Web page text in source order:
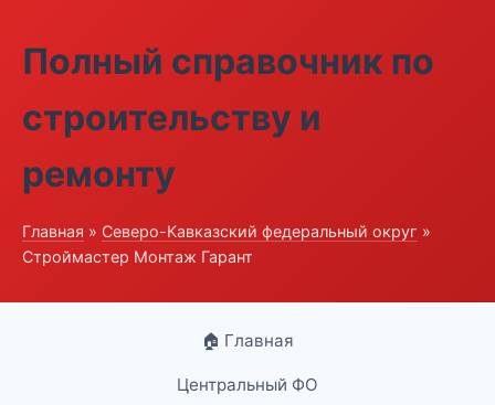
Полный справочник по
строительству и
ремонту
Главная » Северо-Кавказский федеральный округ »
Строймастер Монтаж Гарант
🏠 Главная
Центральный ФО